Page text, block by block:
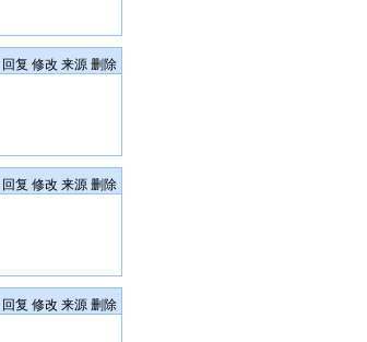
回复 修改 来源 删除
回复 修改 来源 删除
回复 修改 来源 删除